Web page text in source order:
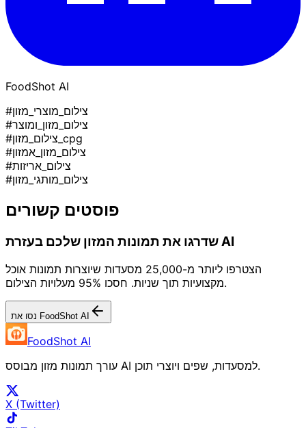
FoodShot AI
#צילום_מוצרי_מזון
#צילום_מזון_ומוצר
#צילום_מזון_cpg
#צילום_מזון_אמזון
#צילום_אריזות
#צילום_מותגי_מזון
פוסטים קשורים
שדרגו את תמונות המזון שלכם בעזרת AI
הצטרפו ליותר מ-25,000 מסעדות שיוצרות תמונות אוכל
מקצועיות תוך שניות. חסכו 95% מעלויות הצילום.
נסו את FoodShot AI
FoodShot AI
עורך תמונות מזון מבוסס AI למסעדות, שפים ויוצרי תוכן.
X (Twitter)